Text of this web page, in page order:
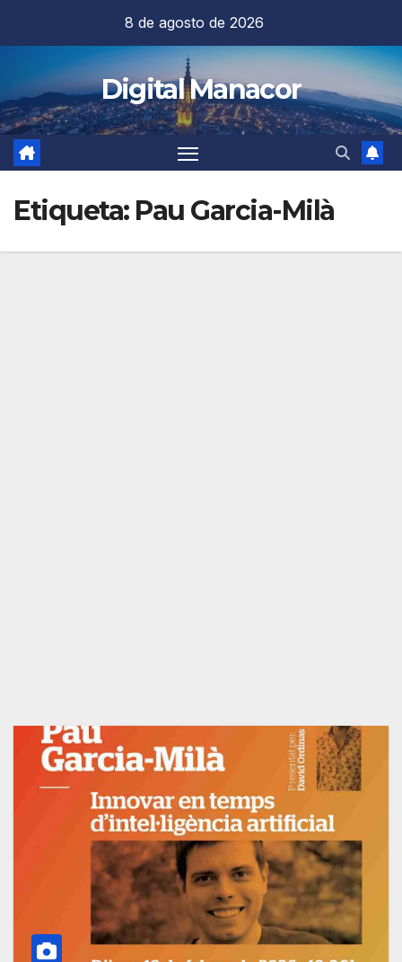
contenido
8 de agosto de 2026
Digital Manacor
Etiqueta: Pau Garcia-Milà